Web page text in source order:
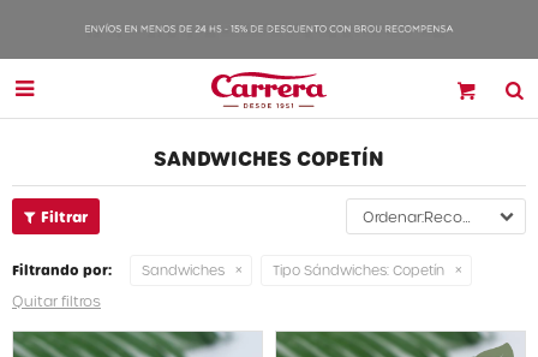

SANDWICHES COPETÍN
Recomendados
Filtrando por: Sandwiches Tipo Sándwiches: Copetín
Quitar filtros